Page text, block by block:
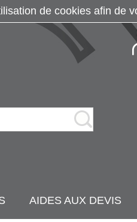
AIDES AUX DEVIS
de cookies afin